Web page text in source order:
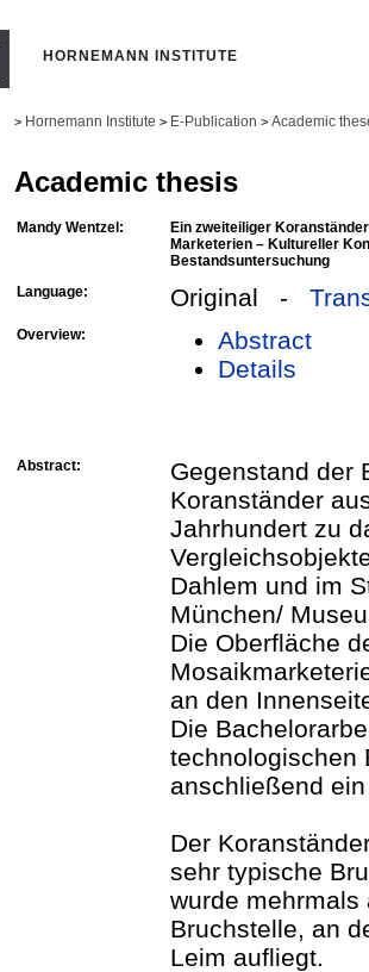
HORNEMANN INSTITUTE
> Hornemann Institute > E-Publication > Academic
Academic thesis
Mandy Wentzel:
Ein zweiteiliger
Marketerien – Kultureller
Bestandsuntersuchung
Language:
Original -
Overview:
Abstract
Details
Abstract:
Gegenstand der
Koranständer
Jahrhundert zu
Dahlem und im
München/
Die Oberfläche
an den
Die
technologischen
anschließend
Der
sehr typische
wurde
Bruchstelle, an
Leim aufliegt.